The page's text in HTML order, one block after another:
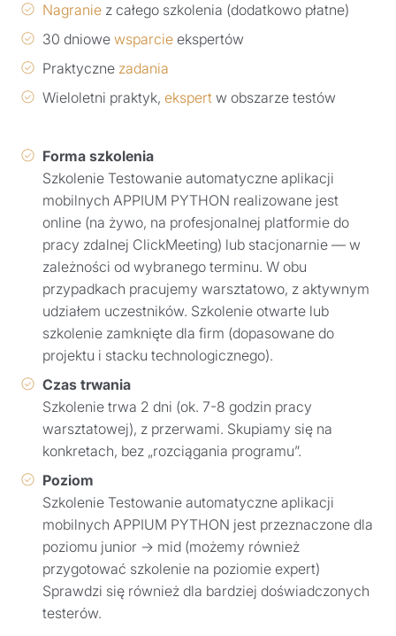
Nagranie z całego szkolenia (dodatkowo płatne)
30 dniowe wsparcie ekspertów
Praktyczne zadania
Wieloletni praktyk, ekspert w obszarze testów
Forma szkolenia
Szkolenie Testowanie automatyczne aplikacji
mobilnych APPIUM PYTHON realizowane jest
online (na żywo, na profesjonalnej platformie do
pracy zdalnej ClickMeeting) lub stacjonarnie — w
zależności od wybranego terminu. W obu
przypadkach pracujemy warsztatowo, z aktywnym
udziałem uczestników. Szkolenie otwarte lub
szkolenie zamknięte dla firm (dopasowane do
projektu i stacku technologicznego).
Czas trwania
Szkolenie trwa 2 dni (ok. 7-8 godzin pracy
warsztatowej), z przerwami. Skupiamy się na
konkretach, bez „rozciągania programu”.
Poziom
Szkolenie Testowanie automatyczne aplikacji
mobilnych APPIUM PYTHON jest przeznaczone dla
poziomu junior → mid (możemy również
przygotować szkolenie na poziomie expert)
Sprawdzi się również dla bardziej doświadczonych
testerów.